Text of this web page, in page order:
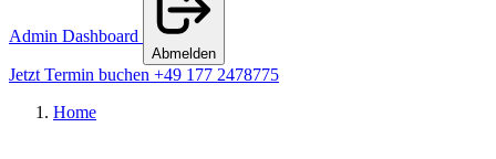
Admin Dashboard
Abmelden
Jetzt Termin buchen +49 177 2478775
Home